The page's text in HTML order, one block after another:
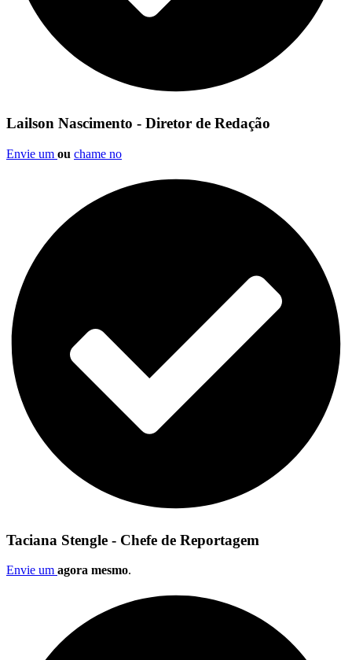
Lailson Nascimento - Diretor de Redação
Envie um ou chame no
Taciana Stengle - Chefe de Reportagem
Envie um agora mesmo.